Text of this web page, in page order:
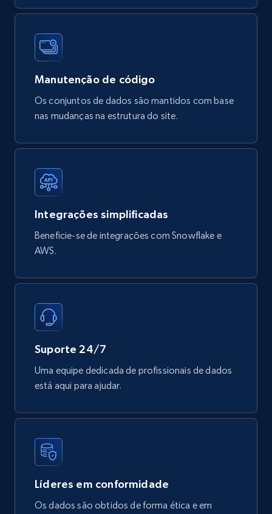
747+ 39+ Buy Now
Google Play Store reviews
URL, Review id, Reviewer name, Review date,
Review rating, Review, Found helpful, App url, and
more.
eCommerce
740+
Mouser - Products
part number, Manufacturer, Image, Image high,
eCommerce
719+ 91+ Buy Now
Manutenção de código
Os conjuntos de dados são mantidos com base
nas mudanças na estrutura do site.
Integrações simplificadas
Beneficie-se de integrações com Snowflake e
AWS.
Suporte 24/7
Uma equipe dedicada de profissionais de dados
está aqui para ajudar.
Líderes em conformidade
Os dados são obtidos de forma ética e em